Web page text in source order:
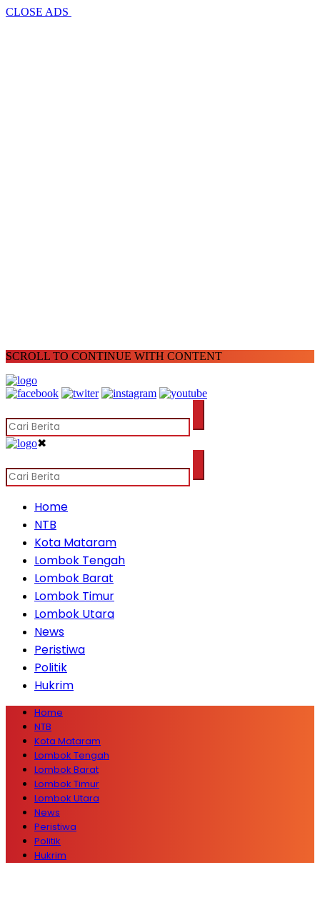
CLOSE ADS
SCROLL TO CONTINUE WITH CONTENT
✖
Home
NTB
Kota Mataram
Lombok Tengah
Lombok Barat
Lombok Timur
Lombok Utara
News
Peristiwa
Politik
Hukrim
Home
NTB
Kota Mataram
Lombok Tengah
Lombok Barat
Lombok Timur
Lombok Utara
News
Peristiwa
Politik
Hukrim